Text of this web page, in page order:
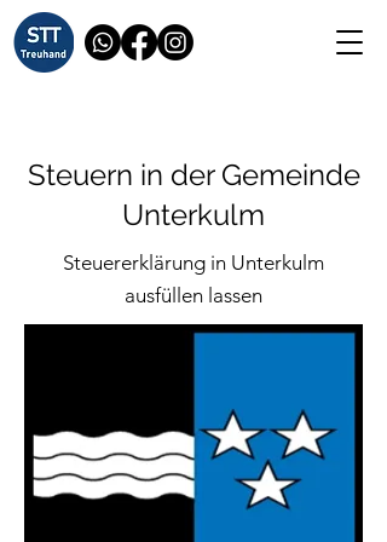
Steuern in der Gemeinde
Unterkulm
Steuererklärung in Unterkulm
ausfüllen lassen